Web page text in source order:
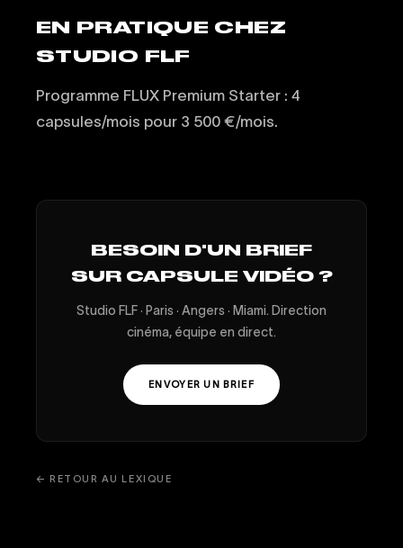
EN PRATIQUE CHEZ
STUDIO FLF
Programme FLUX Premium Starter : 4
capsules/mois pour 3 500 €/mois.
BESOIN D'UN BRIEF
SUR CAPSULE VIDÉO ?
Studio FLF · Paris · Angers · Miami. Direction
cinéma, équipe en direct.
ENVOYER UN BRIEF
← RETOUR AU LEXIQUE